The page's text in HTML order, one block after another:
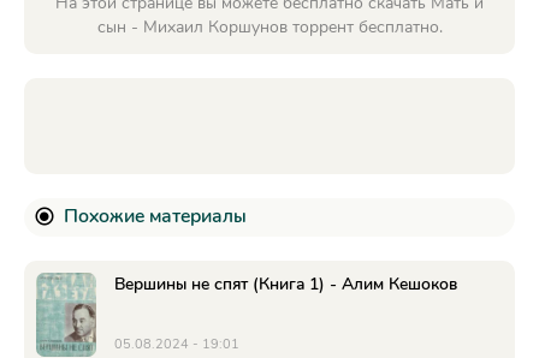
сын - Михаил Коршунов торрент бесплатно.
Похожие материалы
Вершины не спят (Книга 1) - Алим Кешоков
05.08.2024 - 19:01